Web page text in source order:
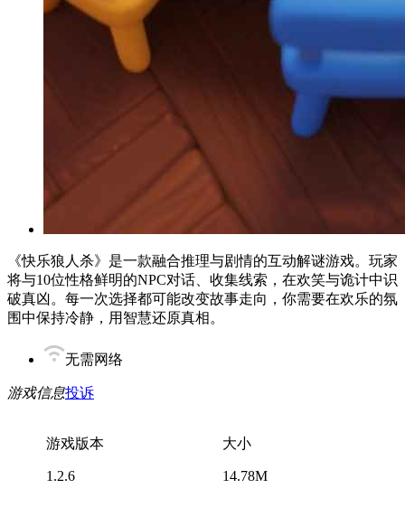
《快乐狼人杀》是一款融合推理与剧情的互动解谜游戏。玩家
将与10位性格鲜明的NPC对话、收集线索，在欢笑与诡计中识
破真凶。每一次选择都可能改变故事走向，你需要在欢乐的氛
围中保持冷静，用智慧还原真相。
无需网络
游戏信息投诉
游戏版本
1.2.6
大小
14.78M